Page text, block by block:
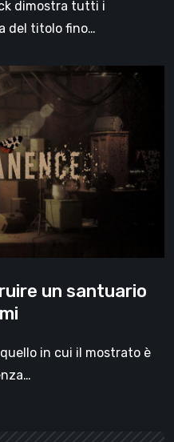
dimostra tutti i
del titolo fino…
un santuario
in cui il mostrato è